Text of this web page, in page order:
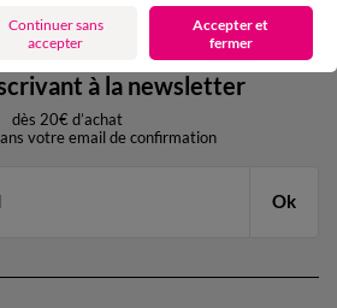
11€ Offerts
à la newsletter
dès 20€ d’achat
votre email de confirmation
Ok
Continuer sans
accepter
Accepter et
fermer